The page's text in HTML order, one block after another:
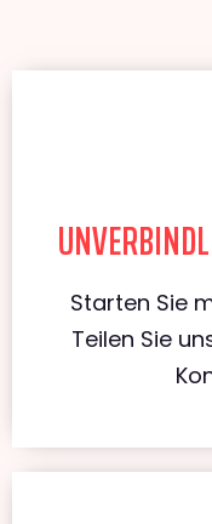
Starten Sie
Teilen Sie